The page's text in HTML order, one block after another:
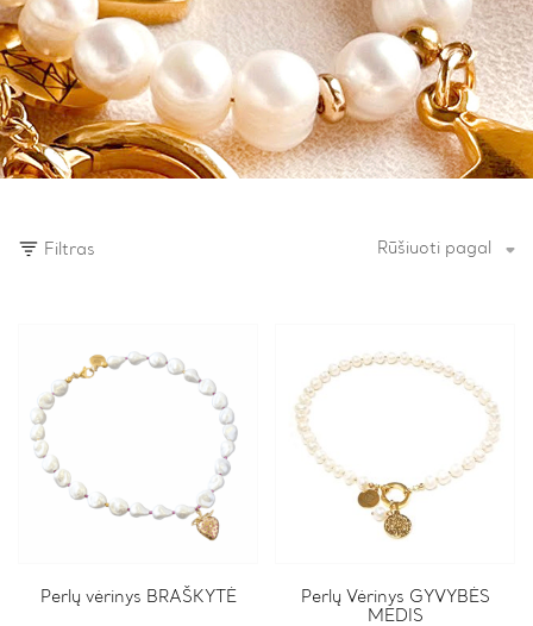
Filtras Rūšiuoti pagal
Perlų vėrinys BRAŠKYTĖ
Perlų Vėrinys GYVYBĖS
MEDIS